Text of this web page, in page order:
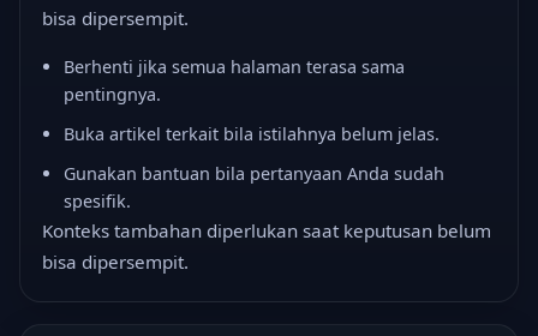
bisa dipersempit.
Berhenti jika semua halaman terasa sama
pentingnya.
Buka artikel terkait bila istilahnya belum jelas.
Gunakan bantuan bila pertanyaan Anda sudah
spesifik.
Konteks tambahan diperlukan saat keputusan belum
bisa dipersempit.